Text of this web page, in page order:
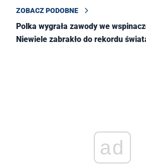
ZOBACZ PODOBNE
Polka wygrała zawody we
Niewiele zabrakło do rekordu
ad